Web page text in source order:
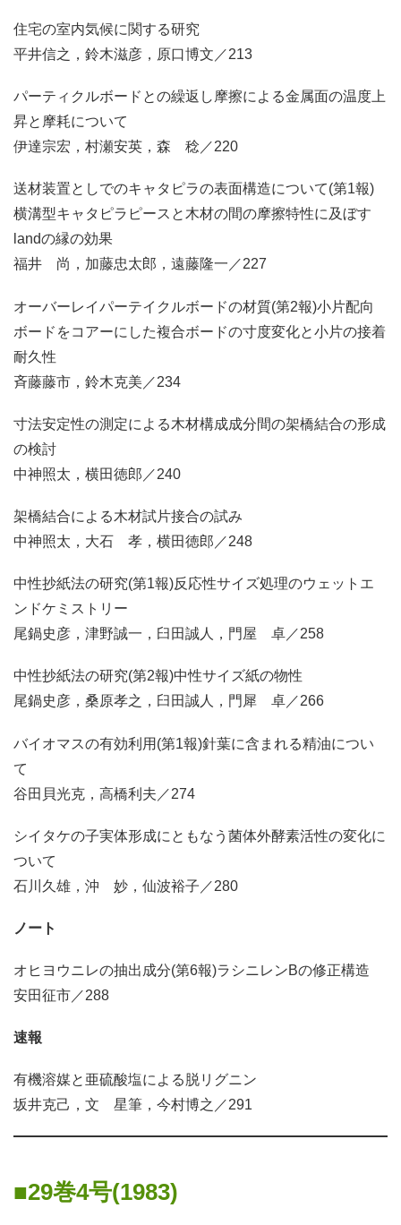
住宅の室内気候に関する研究
平井信之，鈴木滋彦，原口博文／213
パーティクルボードとの繰返し摩擦による金属面の温度上
昇と摩耗について
伊達宗宏，村瀬安英，森 稔／220
送材装置としでのキャタピラの表面構造について(第1報)
横溝型キャタピラピースと木材の間の摩擦特性に及ぼす
landの縁の効果
福井 尚，加藤忠太郎，遠藤隆一／227
オーバーレイパーテイクルボードの材質(第2報)小片配向
ボードをコアーにした複合ボードの寸度変化と小片の接着
耐久性
斉藤藤市，鈴木克美／234
寸法安定性の測定による木材構成成分間の架橋結合の形成
の検討
中神照太，横田徳郎／240
架橋結合による木材試片接合の試み
中神照太，大石 孝，横田徳郎／248
中性抄紙法の研究(第1報)反応性サイズ処理のウェットエ
ンドケミストリー
尾鍋史彦，津野誠一，臼田誠人，門屋 卓／258
中性抄紙法の研究(第2報)中性サイズ紙の物性
尾鍋史彦，桑原孝之，臼田誠人，門犀 卓／266
バイオマスの有効利用(第1報)針葉に含まれる精油につい
て
谷田貝光克，高橋利夫／274
シイタケの子実体形成にともなう菌体外酵素活性の変化に
ついて
石川久雄，沖 妙，仙波裕子／280
ノート
オヒヨウニレの抽出成分(第6報)ラシニレンBの修正構造
安田征市／288
速報
有機溶媒と亜硫酸塩による脱リグニン
坂井克己，文 星筆，今村博之／291
29巻4号(1983)